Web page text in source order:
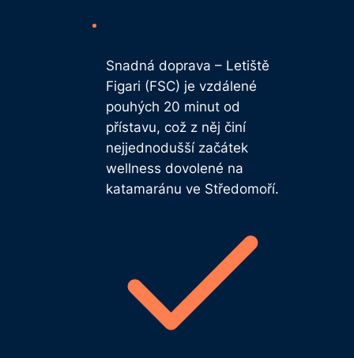
Snadná doprava – Letiště
Figari (FSC) je vzdálené
pouhých 20 minut od
přístavu, což z něj činí
nejjednodušší začátek
wellness dovolené na
katamaránu ve Středomoří.